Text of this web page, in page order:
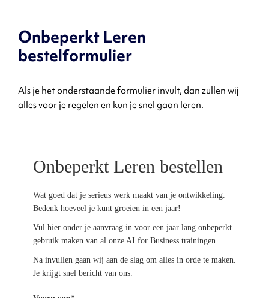
Onbeperkt Leren
bestelformulier
Als je het onderstaande formulier invult, dan zullen wij
alles voor je regelen en kun je snel gaan leren.
Onbeperkt Leren bestellen
Wat goed dat je serieus werk maakt van je ontwikkeling.
Bedenk hoeveel je kunt groeien in een jaar!
Vul hier onder je aanvraag in voor een jaar lang onbeperkt
gebruik maken van al onze AI for Business trainingen.
Na invullen gaan wij aan de slag om alles in orde te maken.
Je krijgt snel bericht van ons.